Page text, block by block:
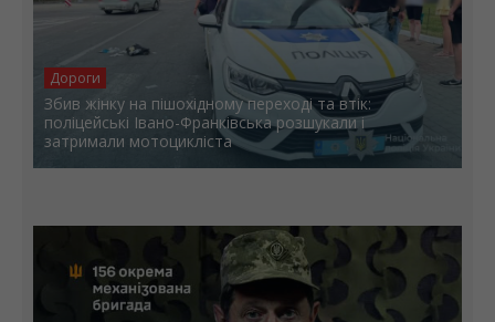
Дороги
Збив жінку на пішохідному переході та втік:
поліцейські Івано-Франківська розшукали і
затримали мотоцикліста